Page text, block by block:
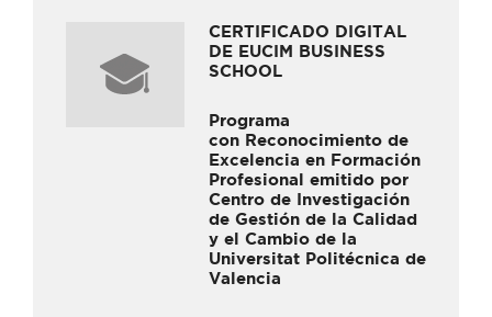
CERTIFICADO DIGITAL
DE EUCIM BUSINESS
SCHOOL
Programa
con Reconocimiento de
Excelencia en Formación
Profesional emitido por
Centro de Investigación
de Gestión de la Calidad
y el Cambio de la
Universitat Politécnica de
Valencia​